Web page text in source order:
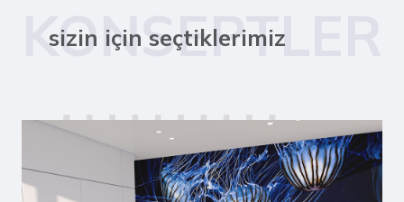
KONSEPTLER
sizin için seçtiklerimiz